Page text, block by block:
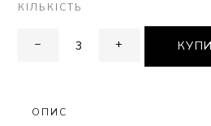
КІЛЬКІСТЬ
− +
ОПИС